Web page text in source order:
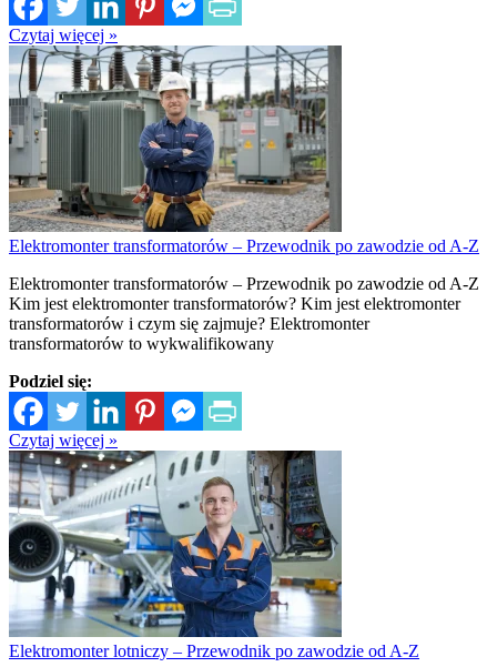
Czytaj więcej »
Elektromonter transformatorów – Przewodnik po zawodzie od A-Z
Elektromonter transformatorów – Przewodnik po zawodzie od A-Z
Kim jest elektromonter transformatorów? Kim jest elektromonter
transformatorów i czym się zajmuje? Elektromonter
transformatorów to wykwalifikowany
Podziel się:
Czytaj więcej »
Elektromonter lotniczy – Przewodnik po zawodzie od A-Z